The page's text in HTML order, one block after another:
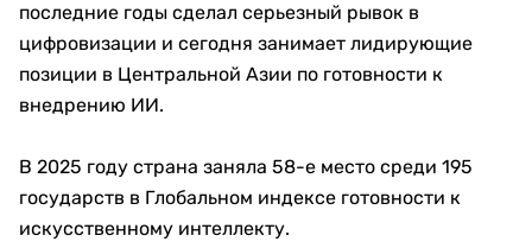
последние годы сделал серьезный рывок в
цифровизации и сегодня занимает лидирующие
позиции в Центральной Азии по готовности к
внедрению ИИ.
В 2025 году страна заняла 58-е место среди 195
государств в Глобальном индексе готовности к
искусственному интеллекту.